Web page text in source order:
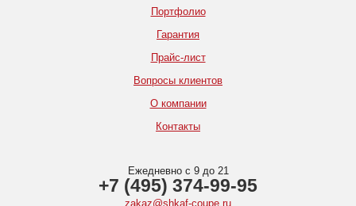
Портфолио
Гарантия
Прайс-лист
Вопросы клиентов
О компании
Контакты
Ежедневно с 9 до 21
+7 (495) 374-99-95
zakaz@shkaf-coupe.ru